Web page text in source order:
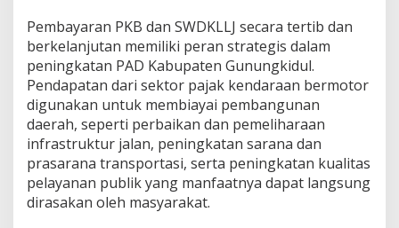
Pembayaran PKB dan SWDKLLJ secara tertib dan
berkelanjutan memiliki peran strategis dalam
peningkatan PAD Kabupaten Gunungkidul.
Pendapatan dari sektor pajak kendaraan bermotor
digunakan untuk membiayai pembangunan
daerah, seperti perbaikan dan pemeliharaan
infrastruktur jalan, peningkatan sarana dan
prasarana transportasi, serta peningkatan kualitas
pelayanan publik yang manfaatnya dapat langsung
dirasakan oleh masyarakat.